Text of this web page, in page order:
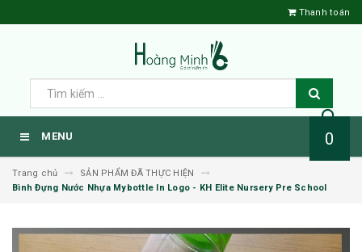
Thanh toán
MENU 0
Trang chủ
SẢN PHẨM ĐÃ THỰC HIỆN
Bình Đựng Nước Nhựa Mybottle In Logo - KH Elite Nursery Pre School